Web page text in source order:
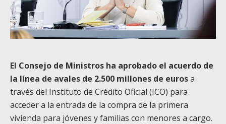
El Consejo de Ministros ha aprobado el acuerdo de
la línea de avales de 2.500 millones de eurosa
través del Instituto de Crédito Oficial (ICO) para
acceder a la entrada de la compra de la primera
vivienda para jóvenes y familias con menores a cargo.